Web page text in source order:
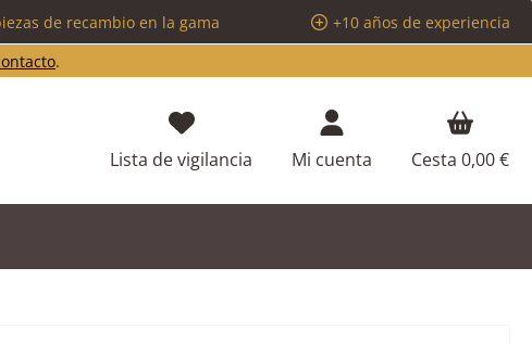
de recambio en la gama
+10 años de experiencia
.
Lista de vigilancia Tienes 0 artículos en tu lista de
Mi cuenta Cesta 0,00 €